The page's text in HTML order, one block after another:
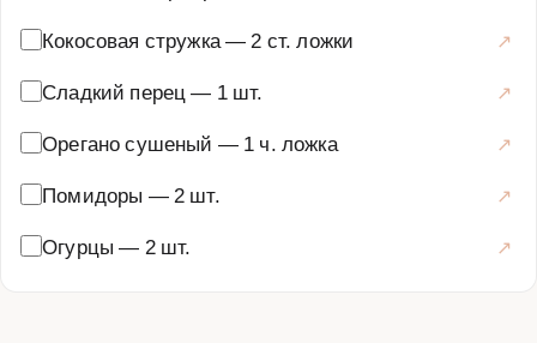
мягкий аналог — бри, дополняет блюдо солоноватой
нотой, которая идеально平衡ует сладость ананаса.
Этот салат не только невероятно вкусен, но и полезен:
он богат витаминами из свежих овощей, клетчаткой,
также белком из сыра. Блюдо отлично подходит для
легкого ужина, подачи на праздничный стол или как
Кокосовая стружка— 2 ст. ложки
Сладкий перец — 1 шт.
Орегано сушеный — 1 ч. ложка
Помидоры — 2 шт.
Огурцы — 2 шт.